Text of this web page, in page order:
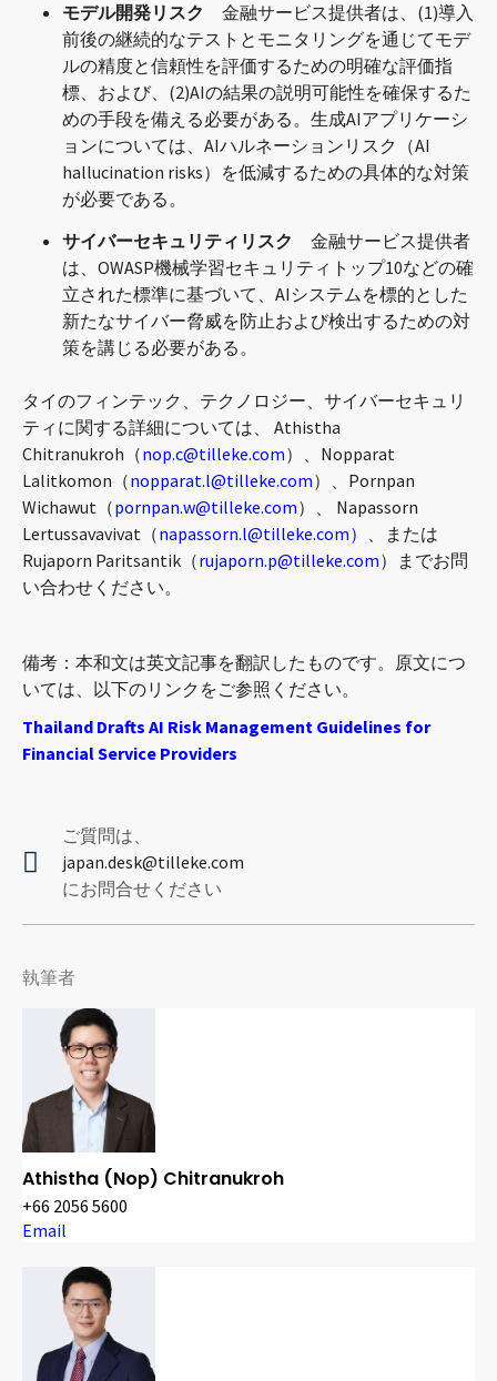
モデル開発リスク 金融サービス提供者は、(1)導入
前後の継続的なテストとモニタリングを通じてモデ
ルの精度と信頼性を評価するための明確な評価指
標、および、(2)AIの結果の説明可能性を確保するた
めの手段を備える必要がある。生成AIアプリケーシ
ョンについては、AIハルネーションリスク（AI
hallucination risks）を低減するための具体的な対策
が必要である。
サイバーセキュリティリスク 金融サービス提供者
は、OWASP機械学習セキュリティトップ10などの確
立された標準に基づいて、AIシステムを標的とした
新たなサイバー脅威を防止および検出するための対
策を講じる必要がある。
タイのフィンテック、テクノロジー、サイバーセキュリ
ティに関する詳細については、 Athistha
Chitranukroh（nop.c@tilleke.com）、Nopparat
Lalitkomon（nopparat.l@tilleke.com）、Pornpan
Wichawut（pornpan.w@tilleke.com）、 Napassorn
Lertussavavivat（napassorn.l@tilleke.com） 、または
Rujaporn Paritsantik（rujaporn.p@tilleke.com）までお問
い合わせください。
備考：本和文は英文記事を翻訳したものです。原文につ
いては、以下のリンクをご参照ください。
Thailand Drafts AI Risk Management Guidelines for
Financial Service Providers
ご質問は、
japan.desk@tilleke.com
にお問合せください
執筆者
Athistha (Nop) Chitranukroh
+66 2056 5600
Email